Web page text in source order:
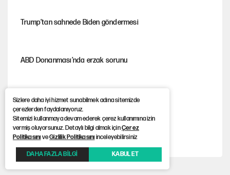
Trump’tan sahnede Biden göndermesi
ABD Donanması’nda erzak sorunu
Fenerbahçe kazandı, ülke puanı güncellendi
Şezlong, şemsiye meselesi siyasidir!
Sizlere daha iyi hizmet sunabilmek adına sitemizde
çerezlerden faydalanıyoruz.
Sitemizi kullanmaya devam ederek çerez kullanımına izin
vermiş oluyorsunuz. Detaylı bilgi almak içinÇerez
PolitikasınıveGizlilik Politikasınıinceleyebilirsiniz
DAHA FAZLA BİLGİ KABUL ET